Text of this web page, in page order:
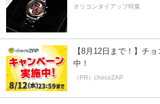
オリコンタイアップ特集
【8月12日まで！】チ
中！
（PR）chocoZAP